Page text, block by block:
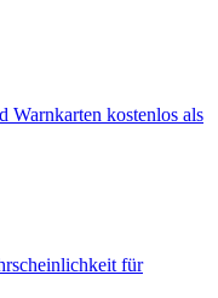
Warnkarten kostenlos als
für